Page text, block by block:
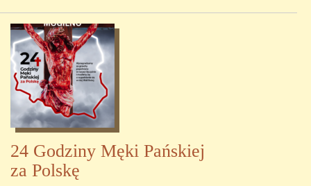
24 Godziny Męki Pańskiej
za Polskę